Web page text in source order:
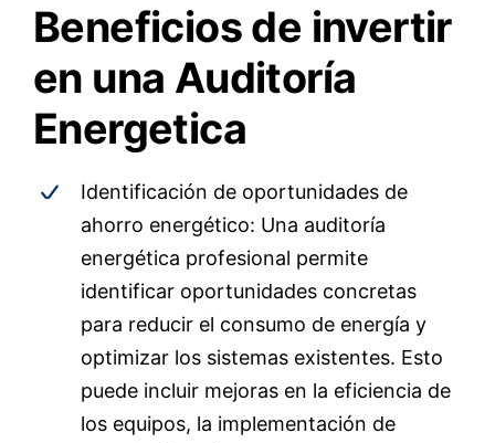
Beneficios de invertir
en una Auditoría
Energetica
Identificación de oportunidades de
ahorro energético: Una auditoría
energética profesional permite
identificar oportunidades concretas
para reducir el consumo de energía y
optimizar los sistemas existentes. Esto
puede incluir mejoras en la eficiencia de
los equipos, la implementación de